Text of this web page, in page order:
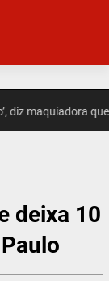
maquiadora que
deixa 10